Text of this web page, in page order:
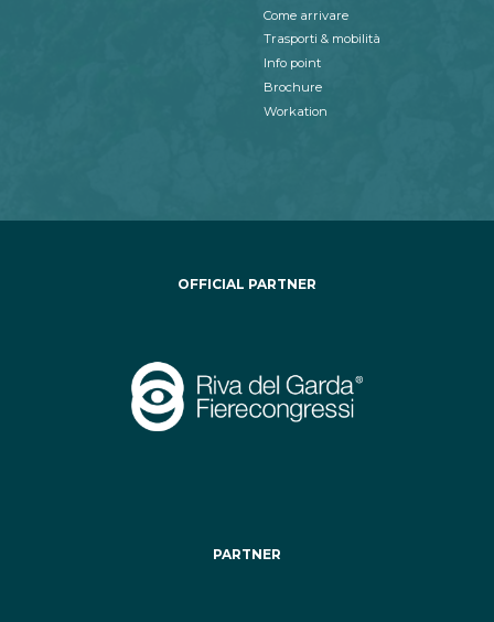
Come arrivare
Trasporti & mobilità
Info point
Brochure
Workation
OFFICIAL PARTNER
PARTNER